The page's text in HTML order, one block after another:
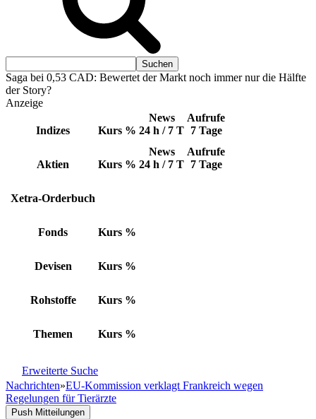
Saga bei 0,53 CAD: Bewertet der Markt noch immer nur die Hälfte
der Story?
Anzeige
Indizes Kurs %
News
24 h / 7 T
Aufrufe
7 Tage
Aktien Kurs %
News
24 h / 7 T
Aufrufe
7 Tage
Xetra-Orderbuch
Fonds Kurs %
Devisen Kurs %
Rohstoffe Kurs %
Themen Kurs %
Erweiterte Suche
Nachrichten»EU-Kommission verklagt Frankreich wegen
Regelungen für Tierärzte
Push Mitteilungen